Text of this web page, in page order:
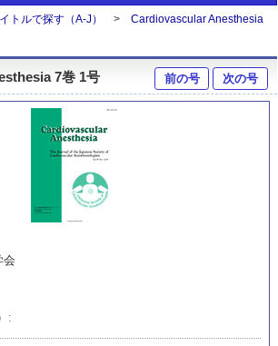
トルで探す（A-J）
Cardiovascular Anesthesia
7巻 1号 前の号 次の号
会